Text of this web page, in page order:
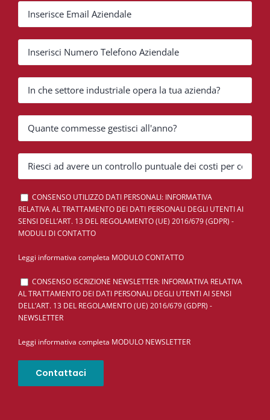
CONSENSO UTILIZZO DATI PERSONALI: INFORMATIVA
RELATIVA AL TRATTAMENTO DEI DATI PERSONALI DEGLI UTENTI AI
SENSI DELL’ART. 13 DEL REGOLAMENTO (UE) 2016/679 (GDPR) -
MODULI DI CONTATTO
Leggi informativa completa MODULO CONTATTO
CONSENSO ISCRIZIONE NEWSLETTER: INFORMATIVA RELATIVA
AL TRATTAMENTO DEI DATI PERSONALI DEGLI UTENTI AI SENSI
DELL’ART. 13 DEL REGOLAMENTO (UE) 2016/679 (GDPR) -
NEWSLETTER
Leggi informativa completa MODULO NEWSLETTER